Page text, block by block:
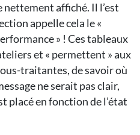
affiché. Il l’est
appelle cela le «
» ! Ces tableaux
et « permettent » aux
traitantes, de savoir où
ne serait pas clair,
placé en fonction de l’état